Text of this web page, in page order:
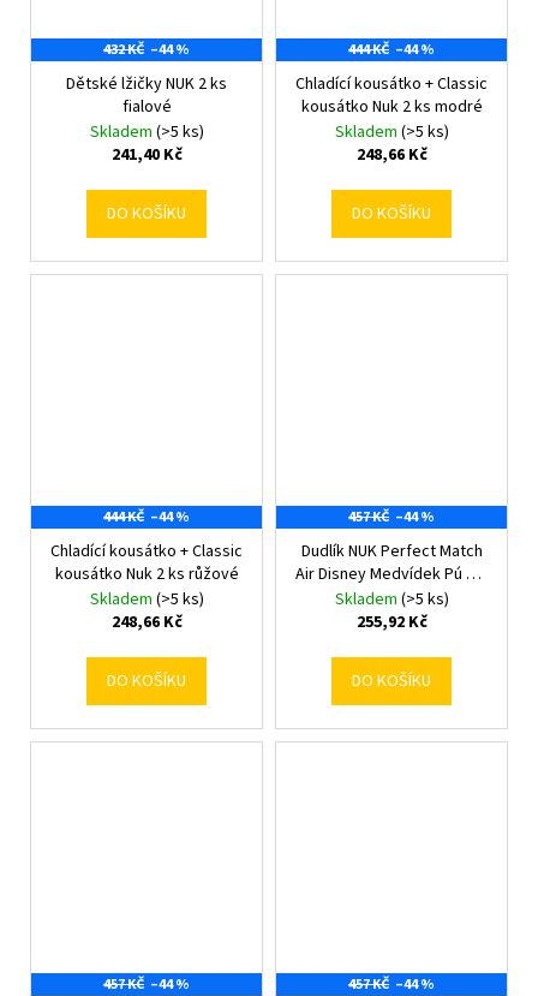
432 KČ –44 %
Dětské lžičky NUK 2 ks
fialové
Skladem (>5 ks)
241,40 Kč
DO KOŠÍKU
444 KČ –44 %
Chladící kousátko + Classic
kousátko Nuk 2 ks modré
Skladem (>5 ks)
248,66 Kč
DO KOŠÍKU
444 KČ –44 %
Chladící kousátko + Classic
kousátko Nuk 2 ks růžové
Skladem (>5 ks)
248,66 Kč
DO KOŠÍKU
457 KČ –44 %
Dudlík NUK Perfect Match
Air Disney Medvídek Pú 0-6
měsíců grey 0-6 m
Skladem (>5 ks)
255,92 Kč
DO KOŠÍKU
457 KČ –44 % 457 KČ –44 %